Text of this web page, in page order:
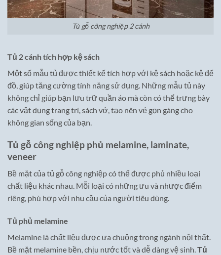
Tủ gỗ công nghiệp 2 cánh
Tủ 2 cánh tích hợp kệ sách
Một số mẫu tủ được thiết kế tích hợp với kệ sách hoặc kệ để
đồ, giúp tăng cường tính năng sử dụng. Những mẫu tủ này
không chỉ giúp bạn lưu trữ quần áo mà còn có thể trưng bày
các vật dụng trang trí, sách vở, tạo nên vẻ gọn gàng cho
không gian sống của bạn.
Tủ gỗ công nghiệp phủ melamine, laminate,
veneer
Bề mặt của tủ gỗ công nghiệp có thể được phủ nhiều loại
chất liệu khác nhau. Mỗi loại có những ưu và nhược điểm
riêng, phù hợp với nhu cầu của người tiêu dùng.
Tủ phủ melamine
Melamine là chất liệu được ưa chuộng trong ngành nội thất.
Bề mặt melamine bền, chịu nước tốt và dễ dàng vệ sinh.Tủ